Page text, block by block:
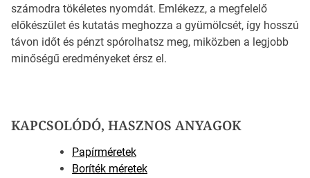
számodra tökéletes nyomdát. Emlékezz, a megfelelő
előkészület és kutatás meghozza a gyümölcsét, így hosszú
távon időt és pénzt spórolhatsz meg, miközben a legjobb
minőségű eredményeket érsz el.
KAPCSOLÓDÓ, HASZNOS ANYAGOK
Papírméretek
Boríték méretek